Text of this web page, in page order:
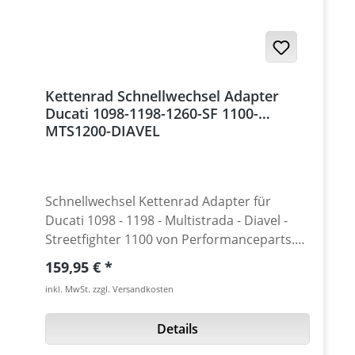
1200 · Multistrada 1260 · 939 Supersport ·
950 Supersport · 955 V2 · Multistrada 1260
Kettenrad Schnellwechsel Adapter
Ducati 1098-1198-1260-SF 1100-
MTS1200-DIAVEL
Schnellwechsel Kettenrad Adapter für
Ducati 1098 - 1198 - Multistrada - Diavel -
Streetfighter 1100 von Performanceparts.
Dient dem schnellen Anpassen der
Übersetzung ohne die Zentralmutter zu
lösen - auch der Mitnehmerdeckel braucht
nicht demontiert werden. Die
Schnellwechsel Kettenradaufnahme
Regulärer Preis:
159,95 €
inkl. MwSt. zzgl. Versandkosten
Details